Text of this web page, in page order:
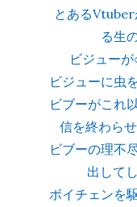
とあるVtuber
る生
ビジュー
ビジューに虫
ビブーがこれ
信を終わら
ビブーの理不
出して
ボイチェンを